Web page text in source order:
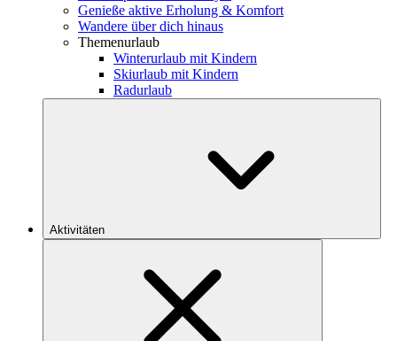
Genieße aktive Erholung & Komfort
Wandere über dich hinaus
Themenurlaub
Winterurlaub mit Kindern
Skiurlaub mit Kindern
Radurlaub
Aktivitäten